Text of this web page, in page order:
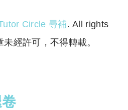
Circle 尋補. All rights
經許可，不得轉載。